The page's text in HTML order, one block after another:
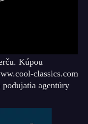
Kúpou
classics.com
podujatia agentúry